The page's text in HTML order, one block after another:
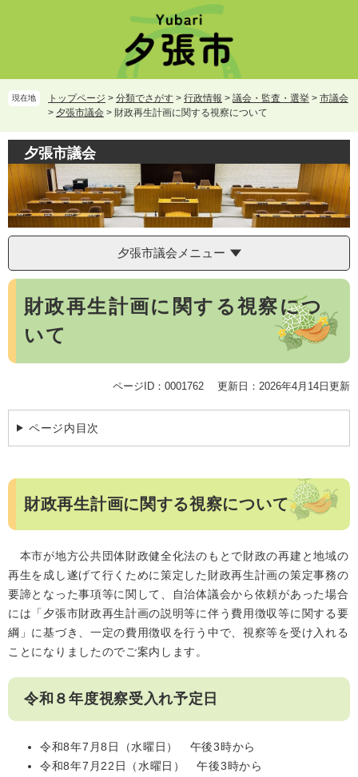
頭
で
飛
ば
て
文
現在地 トップページ > 分類でさがす > 行政情報 > 議会・監査・選挙 > 市議会
> 夕張市議会 > 財政再生計画に関する視察について
夕張市議会
夕張市議会メニュー
本
財政再生計画に関する視察につ
いて
ページID：0001762 更新日：2026年4月14日更新
ページ内目次
財政再生計画に関する視察について
本市が地方公共団体財政健全化法のもとで財政の再建と地域の
再生を成し遂げて行くために策定した財政再生計画の策定事務の
要諦となった事項等に関して、自治体議会から依頼があった場合
には「夕張市財政再生計画の説明等に伴う費用徴収等に関する要
綱」に基づき、一定の費用徴収を行う中で、視察等を受け入れる
ことになりましたのでご案内します。
令和８年度視察受入れ予定日
令和8年7月8日（水曜日） 午後3時から
令和8年7月22日（水曜日） 午後3時から